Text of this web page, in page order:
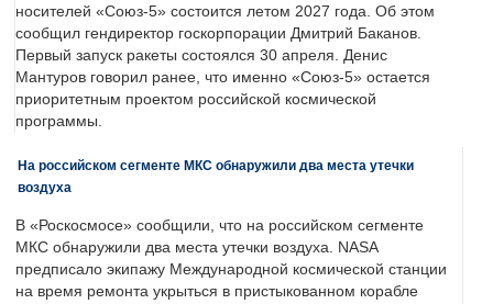
носителей «Союз-5» состоится летом 2027 года. Об этом
сообщил гендиректор госкорпорации Дмитрий Баканов.
Первый запуск ракеты состоялся 30 апреля. Денис
Мантуров говорил ранее, что именно «Союз-5» остается
приоритетным проектом российской космической
программы.
На российском сегменте МКС обнаружили два места утечки
воздуха
В «Роскосмосе» сообщили, что на российском сегменте
МКС обнаружили два места утечки воздуха. NASA
предписало экипажу Международной космической станции
на время ремонта укрыться в пристыкованном корабле